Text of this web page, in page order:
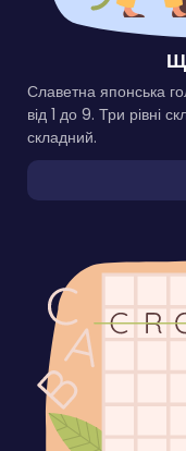
Славетна японська
від 1 до 9. Три рівні
складний.